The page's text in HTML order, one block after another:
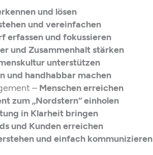
und lösen
und vereinfachen
erfassen und fokussieren
und Zusammenhalt stärken
unterstützen
und handhabbar machen
– Menschen erreichen
zum „Nordstern“ einholen
in Klarheit bringen
und Kunden erreichen
und einfach kommunizieren